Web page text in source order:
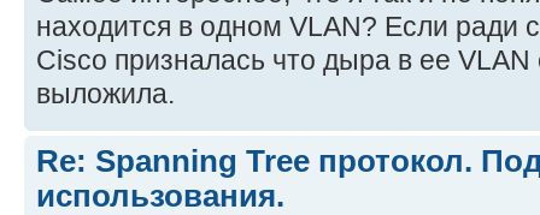
находится в одном VLAN? Если ради
Cisco призналась что дыра в ее VLAN
выложила.
Re: Spanning Tree протокол.
использования.